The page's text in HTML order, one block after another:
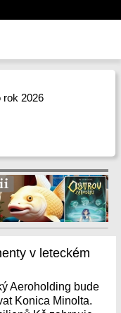
rok 2026
v leteckém
Aeroholding bude
Konica Minolta.